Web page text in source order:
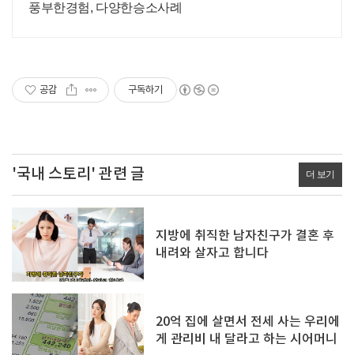
풍부한경험, 다양한승소사례
공감 구독하기
'국내 스토리' 관련 글 더 보기
지방에 취직한 남자친구가 결혼 후
내려와 살자고 합니다
20억 집에 살면서 전세 사는 우리에
게 관리비 내 달라고 하는 시어머니